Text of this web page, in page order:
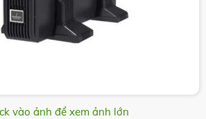
vào ảnh để xem ảnh lớn